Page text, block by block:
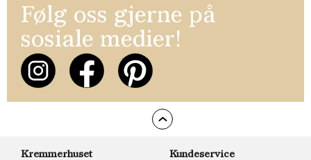
Følg oss gjerne på
sosiale medier!
Kremmerhuset
Kundeservice